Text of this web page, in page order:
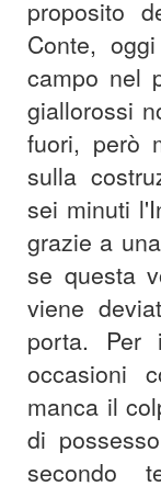
proposito
Conte,
campo nel
giallorossi
fuori, però
sulla
sei minuti
grazie a
se questa
viene
porta.
occasioni
manca il
di
secondo